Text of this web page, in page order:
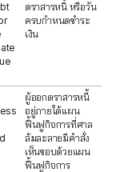
ตราสารหนี้ หรือวัน
ครบกำหนดชำระ
เงิน
ผู้ออกตราสารหนี้
อยู่ภายใต้แผน
ฟื้นฟูกิจการที่ศาล
ล้มละลายมีคำสั่ง
เห็นชอบด้วยแผน
ฟื้นฟูกิจการ